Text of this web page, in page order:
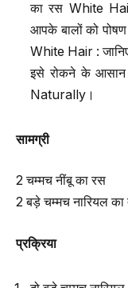
का रस White
आपके बालों को पोषण
White Hair :
इसे रोकने के
Naturally।
सामग्री
2 चम्मच नींबू का रस
2 बड़े चम्मच नारियल
प्रक्रिया